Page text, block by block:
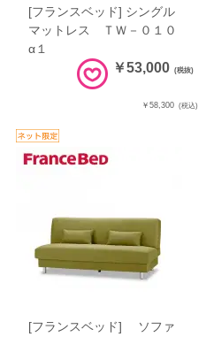
[フランスベッド] シングル
マットレス ＴＷ－０１０
α１
￥53,000 (税抜)
￥58,300 (税込)
[フランスベッド] ソファ